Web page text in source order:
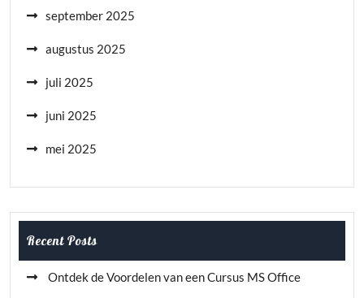
september 2025
augustus 2025
juli 2025
juni 2025
mei 2025
Recent Posts
Ontdek de Voordelen van een Cursus MS Office